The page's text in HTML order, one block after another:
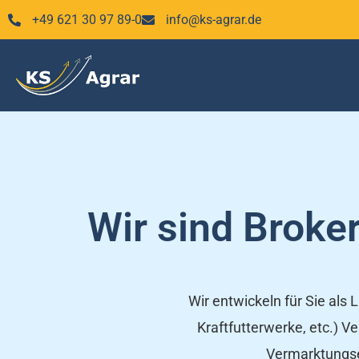
Zum
Inhalt
+49 621 30 97 89-0 info@ks-agrar.de
Wir sind
Wir entwickeln für Sie als
Kraftfutterwerke, etc.)